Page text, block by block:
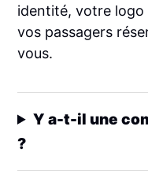
identité, votre
vos passagers
vous.
Y a-t-il une
?